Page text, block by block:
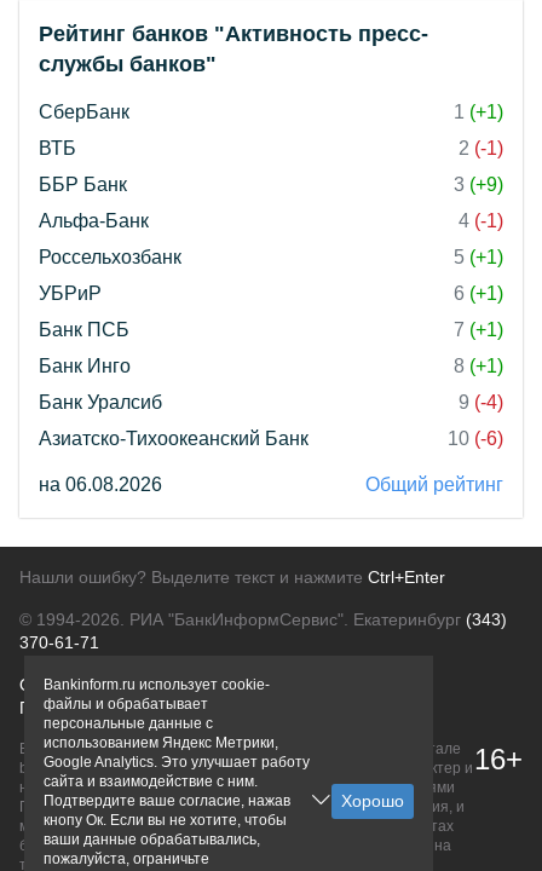
Рейтинг банков "Активность пресс-
службы банков"
СберБанк 1 (+1)
ВТБ
2 (-1)
ББР Банк
3 (+9)
Альфа-Банк
4 (-1)
Россельхозбанк
5 (+1)
УБРиР
6 (+1)
Банк ПСБ
7 (+1)
Банк Инго
8 (+1)
Банк Уралсиб
9 (-4)
Азиатско-Тихоокеанский Банк
10 (-6)
на 06.08.2026 Общий рейтинг
Нашли ошибку? Выделите текст и нажмите Ctrl+Enter
© 1994-2026. РИА "БанкИнформСервис". Екатеринбург (343)
370-61-71
О проектеПолитика конфиденциальности
Правовая информацияДля рекламодателей
Вся информация о продуктах банков, размещенная на портале
bankinform.ru, носит исключительно ознакомительный характер и
не является публичной офертой, определяемой положениями
ГК РФ. Информация не содержит точного и полного описания, и
может быть изменена. Конечные условия уточняйте на сайтах
банков или при личном обращении. Исключительное право на
товарные знаки принадлежит их правообладателям.
16+
Bankinform.ru использует cookie-
файлы и обрабатывает
персональные данные с
использованием Яндекс Метрики,
Google Analytics. Это улучшает работу
сайта и взаимодействие с ним.
Подтвердите ваше согласие, нажав
кнопу Ок. Если вы не хотите, чтобы
ваши данные обрабатывались,
пожалуйста, ограничьте